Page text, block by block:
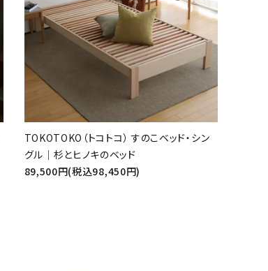
TOKOTOKO（トコトコ） すのこベッド・シン
グル｜杉とヒノキのベッド
89,500円(税込98,450円)